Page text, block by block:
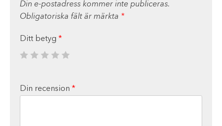
Din e-postadress kommer inte publiceras.
Obligatoriska fält är märkta *
Ditt betyg *
Din recension *